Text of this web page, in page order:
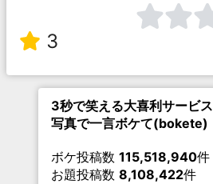
3
3秒で笑える大喜利サービス
写真で一言ボケて(bokete)
ボケ投稿数 115,518,940件
お題投稿数 8,108,422件